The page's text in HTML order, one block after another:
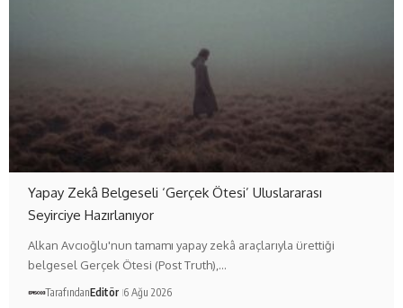
Yapay Zekâ Belgeseli ‘Gerçek Ötesi’ Uluslararası
Seyirciye Hazırlanıyor
Alkan Avcıoğlu'nun tamamı yapay zekâ araçlarıyla ürettiği
belgesel Gerçek Ötesi (Post Truth),…
TarafındanEditör 6 Ağu 2026